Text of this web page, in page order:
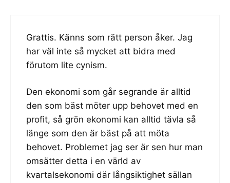
Grattis. Känns som rätt person åker. Jag
har väl inte så mycket att bidra med
förutom lite cynism.
Den ekonomi som går segrande är alltid
den som bäst möter upp behovet med en
profit, så grön ekonomi kan alltid tävla så
länge som den är bäst på att möta
behovet. Problemet jag ser är sen hur man
omsätter detta i en värld av
kvartalsekonomi där långsiktighet sällan